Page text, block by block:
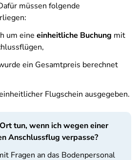
müssen folgende
um eine einheitliche Buchung mit
ein Gesamtpreis berechnet
Flugschein ausgegeben.
tun, wenn ich wegen einer
Anschlussflug verpasse?
Fragen an das Bodenpersonal